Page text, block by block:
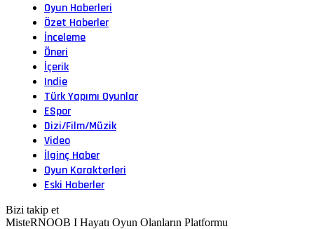
Oyun Haberleri
Özet Haberler
İnceleme
Öneri
İçerik
Indie
Türk Yapımı Oyunlar
ESpor
Dizi/Film/Müzik
Video
İlginç Haber
Oyun Karakterleri
Eski Haberler
Bizi takip et
MisteRNOOB I Hayatı Oyun Olanların Platformu